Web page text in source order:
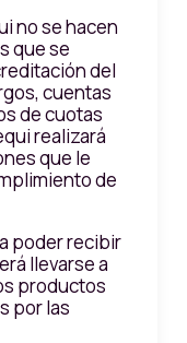
no se hacen
que se
del
cuentas
de cuotas
realizará
que le
de
poder recibir
llevarse a
productos
por las